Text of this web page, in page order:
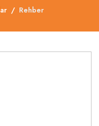
Rehber